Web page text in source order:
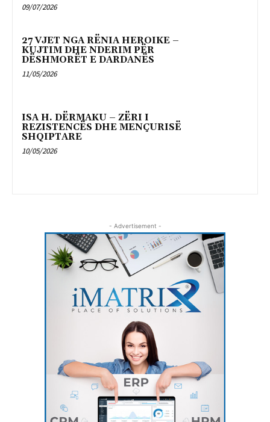
09/07/2026
27 VJET NGA RËNIA HEROIKE –
KUJTIM DHE NDERIM PËR
DËSHMORËT E DARDANËS
11/05/2026
ISA H. DËRMAKU – ZËRI I
REZISTENCËS DHE MENÇURISË
SHQIPTARE
10/05/2026
- Advertisement -